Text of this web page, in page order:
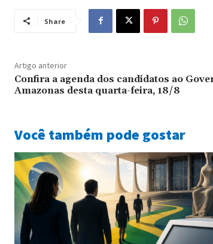
Share
Artigo anterior
Confira a agenda dos candidatos ao
Amazonas desta quarta-feira, 18/8
Você também pode gostar